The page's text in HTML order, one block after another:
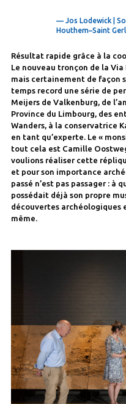
— Jos Lodewick |
Houthem–Saint
Résultat rapide grâce à la
Le nouveau tronçon de la
mais certainement de façon
temps record une série de
Meijers de Valkenburg, de
Province du Limbourg, des
Wanders, à la conservatrice
en tant qu’experte. Le «
tout cela est Camille
voulions réaliser cette
et pour son importance
passé n’est pas passager : à
possédait déjà son propre
découvertes archéologiques
même.